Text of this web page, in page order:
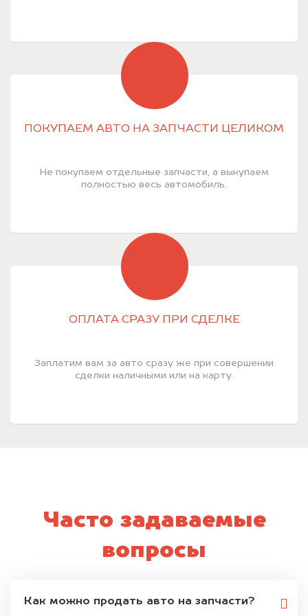
ПОКУПАЕМ АВТО НА ЗАПЧАСТИ ЦЕЛИКОМ
Не покупаем отдельные запчасти, а выкупаем
полностью весь автомобиль.
ОПЛАТА СРАЗУ ПРИ СДЕЛКЕ
Заплатим вам за авто сразу же при совершении
сделки наличными или на карту.
Часто задаваемые
вопросы
Как можно продать авто на запчасти?